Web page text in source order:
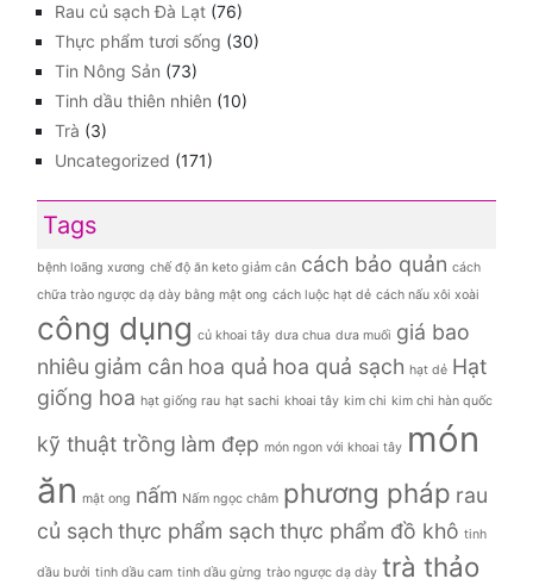
Rau củ sạch Đà Lạt (76)
Thực phẩm tươi sống (30)
Tin Nông Sản (73)
Tinh dầu thiên nhiên (10)
Trà (3)
Uncategorized (171)
Tags
bệnh loãng xương chế độ ăn keto giảm cân cách bảo quản cách
chữa trào ngược dạ dày bằng mật ong cách luộc hạt dẻ cách nấu xôi xoài
công dụng củ khoai tây dưa chua dưa muối giá bao
nhiêu giảm cân hoa quả hoa quả sạch hạt dẻ Hạt
giống hoa hạt giống rau hạt sachi khoai tây kim chi kim chi hàn quốc
kỹ thuật trồng làm đẹp món ngon với khoai tây món
ăn mật ong nấm Nấm ngọc châm phương pháp rau
củ sạch thực phẩm sạch thực phẩm đồ khô tinh
dầu bưởi tinh dầu cam tinh dầu gừng trào ngược dạ dày trà thảo